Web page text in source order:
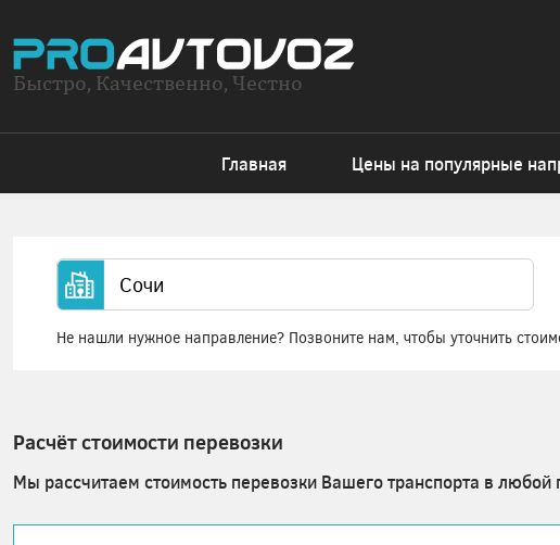
Быстро, Качественно, Честно
Главная Цены на популярные
Не нашли нужное направление? Позвоните нам, чтобы уточнить
Расчёт стоимости перевозки
Мы рассчитаем стоимость перевозки Вашего транспорта в любой